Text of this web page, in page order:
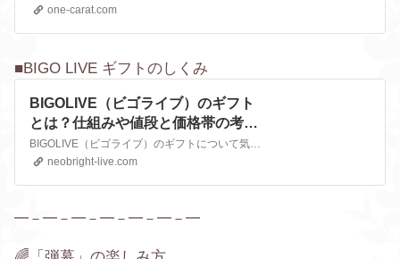
one-carat.com
■BIGO LIVE ギフトのしくみ
BIGOLIVE（ビゴライブ）のギフト
とは？仕組みや値段と価格帯の考え
方、送り方と無料ギフトの扱いなど
を徹底解説！
BIGOLIVE（ビゴライブ）のギフトについて気になる人も多いのではないでしょうか。今回は、ギフトについてライバー視点を交えながら初心者にも分かりやすく解説します。
neobright-live.com
━－━－━－━－━－━－━